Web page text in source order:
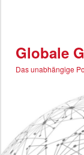
Globale
Das unabhängige